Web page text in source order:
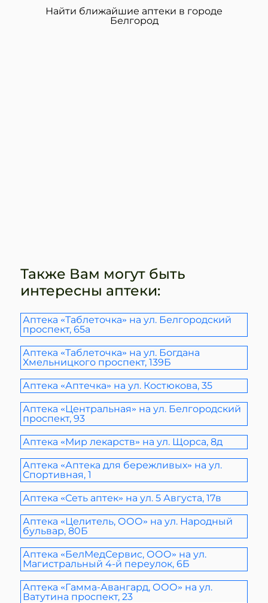
Найти ближайшие аптеки в городе
Белгород
Также Вам могут быть
интересны аптеки:
Аптека «Таблеточка» на ул. Белгородский
проспект, 65а
Аптека «Таблеточка» на ул. Богдана
Хмельницкого проспект, 139Б
Аптека «Аптечка» на ул. Костюкова, 35
Аптека «Центральная» на ул. Белгородский
проспект, 93
Аптека «Мир лекарств» на ул. Щорса, 8д
Аптека «Аптека для бережливых» на ул.
Спортивная, 1
Аптека «Сеть аптек» на ул. 5 Августа, 17в
Аптека «Целитель, ООО» на ул. Народный
бульвар, 80Б
Аптека «БелМедСервис, ООО» на ул.
Магистральный 4-й переулок, 6Б
Аптека «Гамма-Авангард, ООО» на ул.
Ватутина проспект, 23